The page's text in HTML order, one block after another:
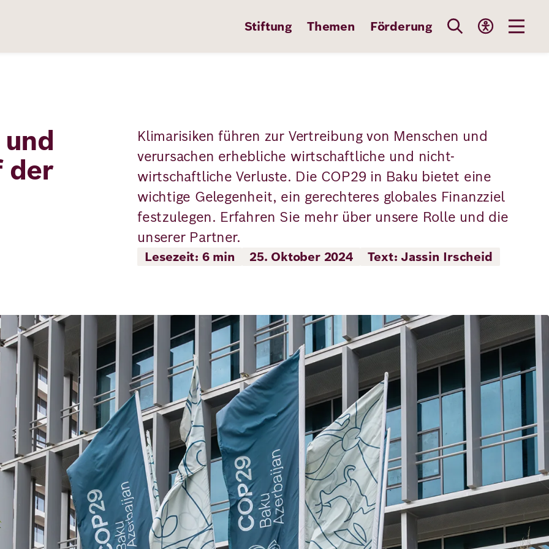
Stiftung Themen Förderung
der
Klimarisiken führen zur Vertreibung von Menschen und
verursachen erhebliche wirtschaftliche und nicht-
wirtschaftliche Verluste. Die COP29 in Baku bietet eine
wichtige Gelegenheit, ein gerechteres globales Finanzziel
festzulegen. Erfahren Sie mehr über unsere Rolle und die
unserer Partner.
Lesezeit: 6 min 25. Oktober 2024 Text: Jassin Irscheid